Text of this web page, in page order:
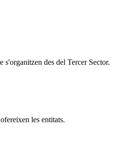
s'organitzen des del Tercer Sector.
les entitats.